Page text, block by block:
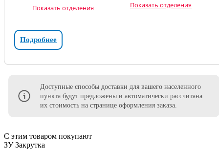
Показать отделения Показать отделения
Подробнее
Доступные способы доставки для вашего населенного
пункта будут предложены и автоматически рассчитана
их стоимость на странице оформления заказа.
С этим товаром покупают
ЗУ Закрутка